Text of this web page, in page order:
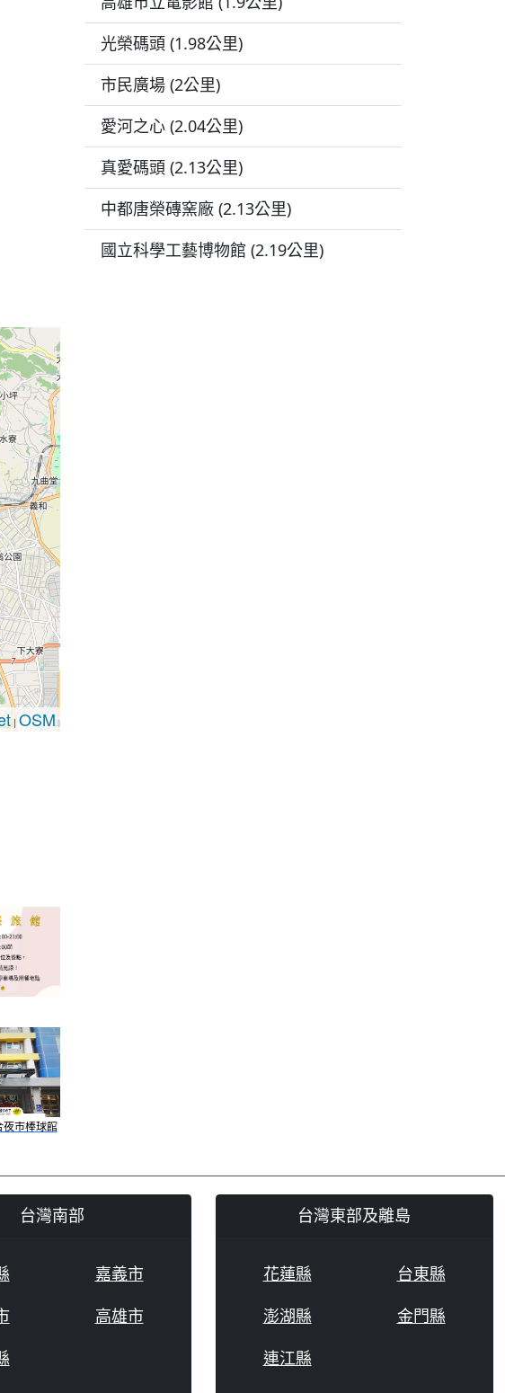
| OSM
市棒球館
光榮碼頭 (1.98公里)
市民廣場 (2公里)
愛河之心 (2.04公里)
真愛碼頭 (2.13公里)
中都唐榮磚窯廠 (2.13公里)
國立科學工藝博物館 (2.19公里)
台灣南部
嘉義市
高雄市
台灣東部及離島
花蓮縣
台東縣
澎湖縣
金門縣
連江縣